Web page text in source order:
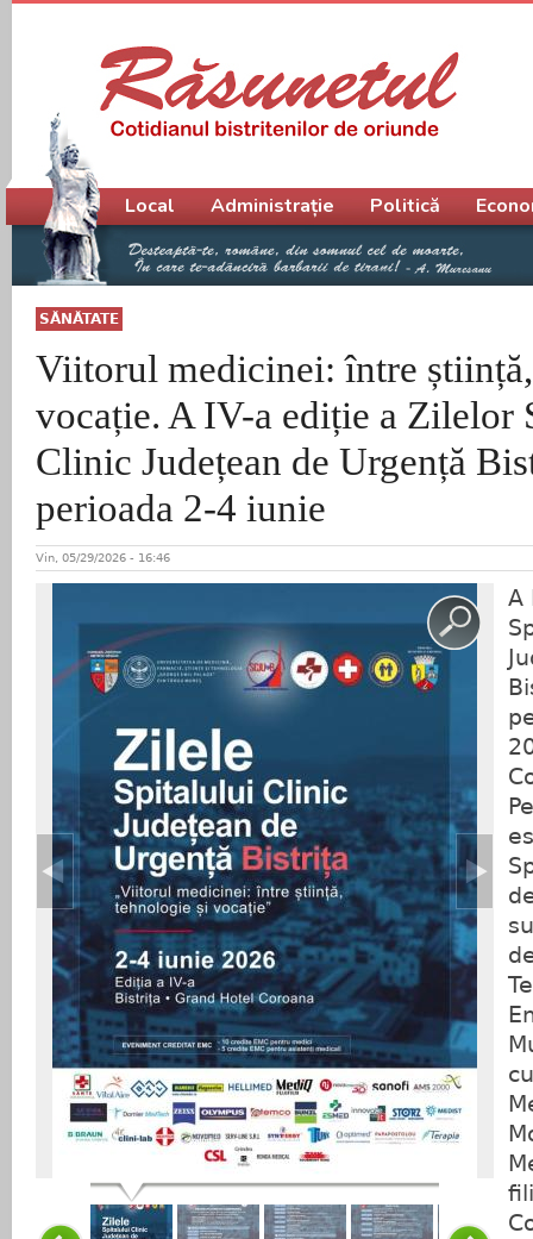
SĂNĂTATE
Viitorul medicinei: între
vocație. A IV-a ediție a Zilelor
Clinic Județean de Urgență
perioada 2-4 iunie
Vin, 05/29/2026 - 16:46
A
Meniu principal
Local Administrație Politică